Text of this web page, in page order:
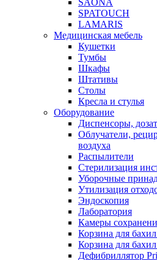
SAONA
SPATOUCH
LAMARIS
Медицинская мебель
Кушетки
Тумбы
Шкафы
Штативы
Столы
Кресла и стулья
Оборудование
Диспенсоры,
Облучатели,
воздуха
Распылители
Стерилизация
Уборочные
Утилизация
Эндоскопия
Лаборатория
Камеры
Корзина для
Корзина для
Дефибриллятор